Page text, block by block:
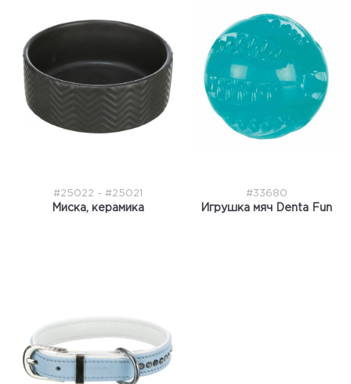
#25022 - #25021
Миска, керамика
#33680
Игрушка мяч Denta Fun